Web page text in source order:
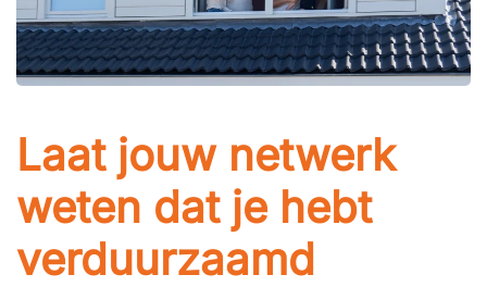
Laat jouw netwerk
weten dat je hebt
verduurzaamd